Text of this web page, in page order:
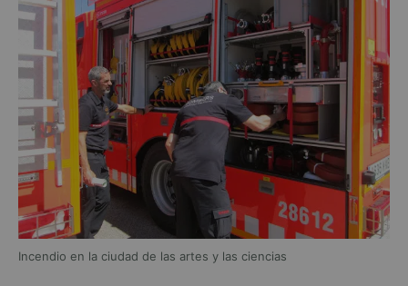
Incendio en la ciudad de las artes y las ciencias